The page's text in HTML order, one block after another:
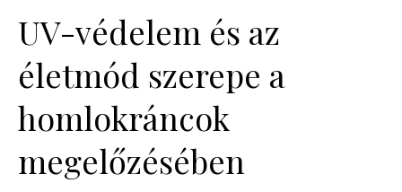
UV-védelem és az
életmód szerepe a
homlokráncok
megelőzésében